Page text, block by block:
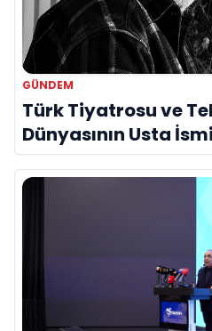
GÜNDEM
Türk Tiyatrosu ve
Dünyasının Usta
Hayatını Kaybetti